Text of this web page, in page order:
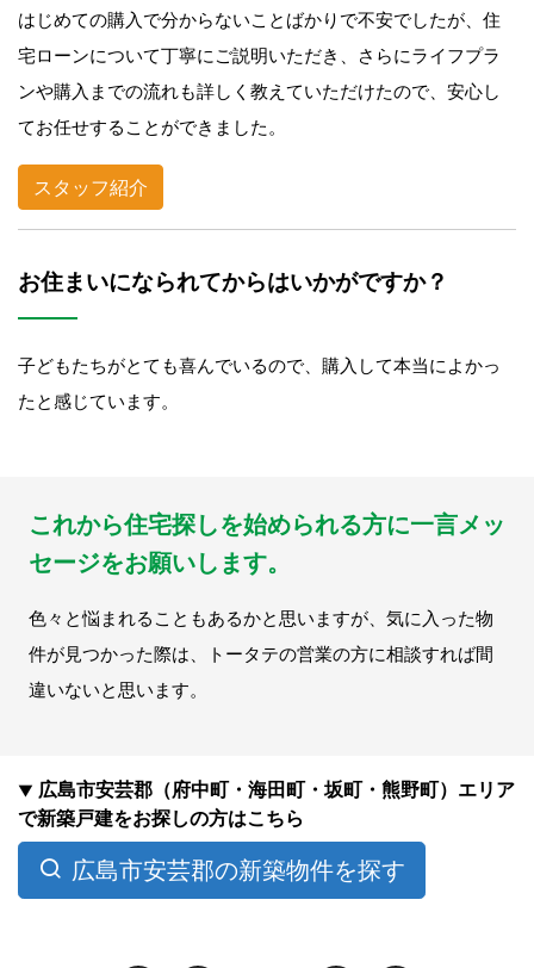
はじめての購入で分からないことばかりで不安でしたが、住
宅ローンについて丁寧にご説明いただき、さらにライフプラ
ンや購入までの流れも詳しく教えていただけたので、安心し
てお任せすることができました。
スタッフ紹介
お住まいになられてからはいかがですか？
子どもたちがとても喜んでいるので、購入して本当によかっ
たと感じています。
これから住宅探しを始められる方に一言メッ
セージをお願いします。
色々と悩まれることもあるかと思いますが、気に入った物
件が見つかった際は、トータテの営業の方に相談すれば間
違いないと思います。
▼ 広島市安芸郡（府中町・海田町・坂町・熊野町）エリア
で新築戸建をお探しの方はこちら
広島市安芸郡の新築物件を探す